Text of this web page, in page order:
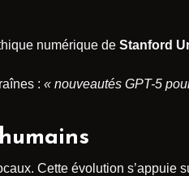
numérique de Stanford
: « nouveautés GPT-5
Cette évolution s’appuie